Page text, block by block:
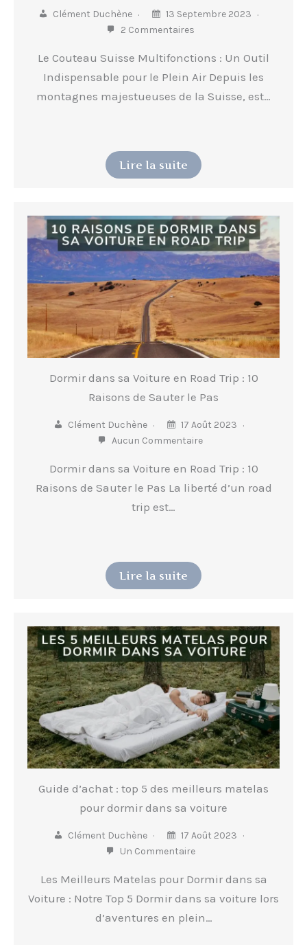
Clément Duchène
13 Septembre 2023
2 Commentaires
Le Couteau Suisse Multifonctions : Un Outil
Indispensable pour le Plein Air Depuis les
montagnes majestueuses de la Suisse, est…
Lire la suite
Dormir dans sa Voiture en Road Trip : 10
Raisons de Sauter le Pas
Clément Duchène
17 Août 2023
Aucun Commentaire
Dormir dans sa Voiture en Road Trip : 10
Raisons de Sauter le Pas La liberté d’un road
trip est…
Lire la suite
Guide d’achat : top 5 des meilleurs matelas
pour dormir dans sa voiture
Clément Duchène
17 Août 2023
Un Commentaire
Les Meilleurs Matelas pour Dormir dans sa
Voiture : Notre Top 5 Dormir dans sa voiture lors
d’aventures en plein…